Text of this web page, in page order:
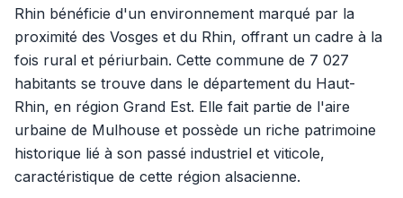
Rhin bénéficie d'un environnement marqué par la
proximité des Vosges et du Rhin, offrant un cadre à la
fois rural et périurbain. Cette commune de 7 027
habitants se trouve dans le département du Haut-
Rhin, en région Grand Est. Elle fait partie de l'aire
urbaine de Mulhouse et possède un riche patrimoine
historique lié à son passé industriel et viticole,
caractéristique de cette région alsacienne.